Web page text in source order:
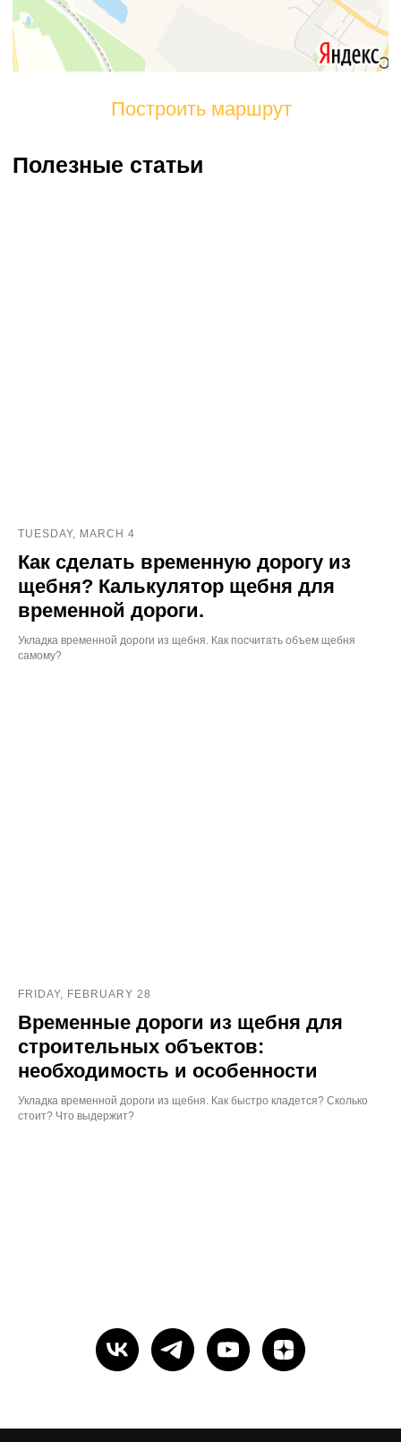
TUESDAY, MARCH 4
Как сделать временную дорогу из
щебня? Калькулятор щебня для
временной дороги.
Укладка временной дороги из щебня. Как посчитать объем щебня
самому?
FRIDAY, FEBRUARY 28
Временные дороги из щебня для
строительных объектов:
необходимость и особенности
Укладка временной дороги из щебня. Как быстро кладется? Сколько
стоит? Что выдержит?